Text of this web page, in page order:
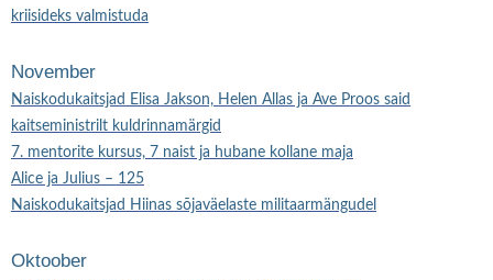
kriisideks valmistuda
November
Naiskodukaitsjad Elisa Jakson, Helen Allas ja Ave Proos said
kaitseministrilt kuldrinnamärgid
7. mentorite kursus, 7 naist ja hubane kollane maja
Alice ja Julius – 125
Naiskodukaitsjad Hiinas sõjaväelaste militaarmängudel
Oktoober